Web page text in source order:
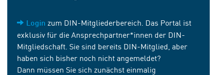
Login zum DIN-Mitgliederbereich. Das Portal ist
exklusiv für die Ansprechpartner*innen der DIN-
Mitgliedschaft. Sie sind bereits DIN-Mitglied, aber
haben sich bisher noch nicht angemeldet?
Dann müssen Sie sich zunächst einmalig